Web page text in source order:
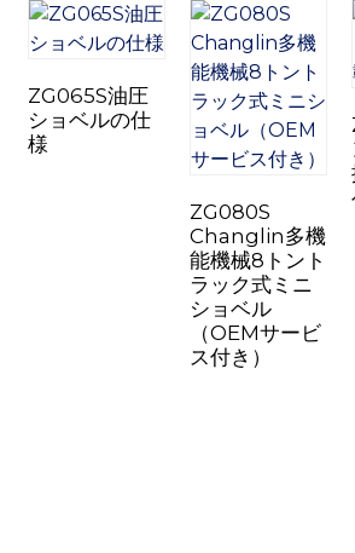
ZG065S油圧
ショベルの仕
様
ZG080S
Changlin多機
能機械8トント
ラック式ミニ
ショベル
（OEMサービ
ス付き）